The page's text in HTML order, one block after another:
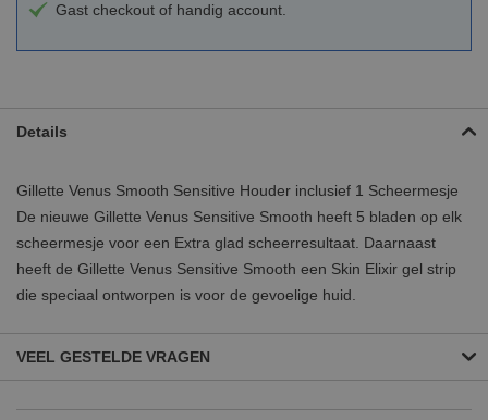
Gast checkout of handig account.
Details
Gillette Venus Smooth Sensitive Houder inclusief 1 Scheermesje
De nieuwe Gillette Venus Sensitive Smooth heeft 5 bladen op elk
scheermesje voor een Extra glad scheerresultaat. Daarnaast
heeft de Gillette Venus Sensitive Smooth een Skin Elixir gel strip
die speciaal ontworpen is voor de gevoelige huid.
VEEL GESTELDE VRAGEN